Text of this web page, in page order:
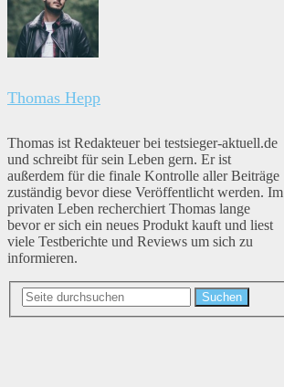
Thomas Hepp
Thomas ist Redakteuer bei testsieger-aktuell.de
und schreibt für sein Leben gern. Er ist
außerdem für die finale Kontrolle aller Beiträge
zuständig bevor diese Veröffentlicht werden. Im
privaten Leben recherchiert Thomas lange
bevor er sich ein neues Produkt kauft und liest
viele Testberichte und Reviews um sich zu
informieren.
Suchen